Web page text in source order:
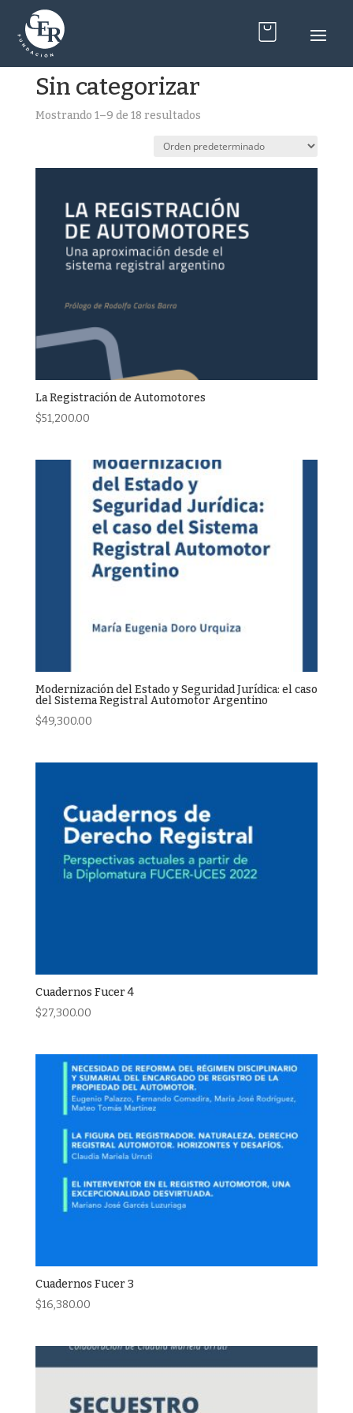
Inicio
Sin categorizar
Mostrando 1–9 de 18 resultados
La Registración de Automotores
$51,200.00
Modernización del Estado y Seguridad Jurídica: el caso
del Sistema Registral Automotor Argentino
$49,300.00
Cuadernos Fucer 4
$27,300.00
Cuadernos Fucer 3
$16,380.00